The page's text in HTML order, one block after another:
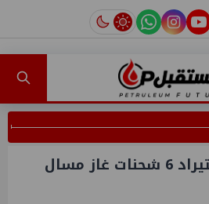
youtube
instagram
tiktok
مصر تتفق على استيراد 6 شحنات غاز مسال